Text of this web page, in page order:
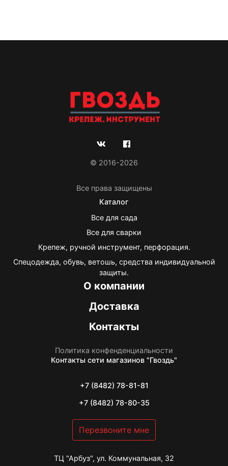
© 2016-2026
Все права защищены
Каталог
Все для сада
Все для сварки
Крепеж, ручной инструмент, перфорация.
Спецодежда, обувь, ветошь, средства индивидуальной
защиты.
О компании
Доставка
Контакты
Политика конфенденциальности
Контакты сети магазинов "Гвоздь"
+7 (8482) 78-81-81
+7 (8482) 78-80-35
Перезвоните мне
ТЦ "Арбуз", ул. Коммунальная, 32